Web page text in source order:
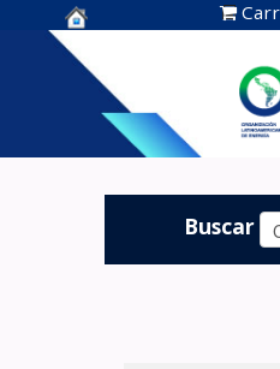
Centro de
Documentación
OLADE -
Buscar